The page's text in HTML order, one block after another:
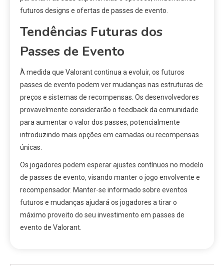
futuros designs e ofertas de passes de evento.
Tendências Futuras dos
Passes de Evento
À medida que Valorant continua a evoluir, os futuros
passes de evento podem ver mudanças nas estruturas de
preços e sistemas de recompensas. Os desenvolvedores
provavelmente considerarão o feedback da comunidade
para aumentar o valor dos passes, potencialmente
introduzindo mais opções em camadas ou recompensas
únicas.
Os jogadores podem esperar ajustes contínuos no modelo
de passes de evento, visando manter o jogo envolvente e
recompensador. Manter-se informado sobre eventos
futuros e mudanças ajudará os jogadores a tirar o
máximo proveito do seu investimento em passes de
evento de Valorant.